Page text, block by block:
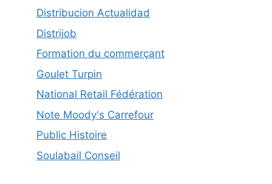
Distribucion Actualidad
Distrijob
Formation du commerçant
Goulet Turpin
National Retail Fédération
Note Moody's Carrefour
Public Histoire
Soulabail Conseil